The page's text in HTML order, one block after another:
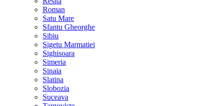
Roman
Satu Mare
Sfantu Gheorghe
Sibiu
Sigetu Marmatiei
Sighisoara
Simeria
Sinaia
Slatina
Slobozia
Suceava